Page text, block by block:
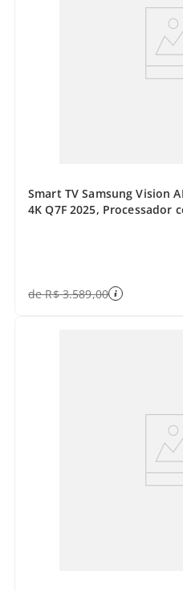
Smart TV Samsung Vision
4K Q7F 2025, Processador
deR$ 3.589,00